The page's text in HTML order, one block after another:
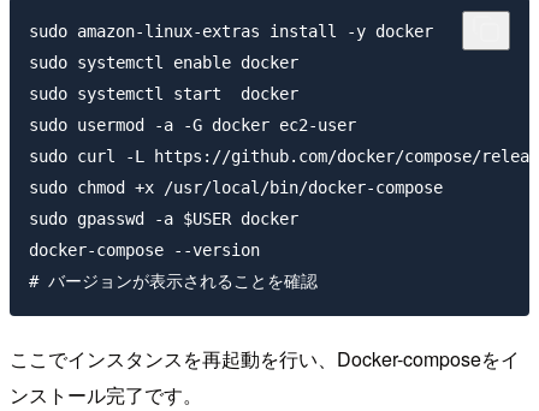
sudo amazon-linux-extras install -y docker
sudo systemctl enable docker
sudo systemctl start  docker
sudo usermod -a -G docker ec2-user
sudo curl -L https://github.com/docker/compose/
sudo chmod +x /usr/local/bin/docker-compose
sudo gpasswd -a $USER docker
docker-compose --version
ここでインスタンスを再起動を行い、Docker-composeをイ
ンストール完了です。